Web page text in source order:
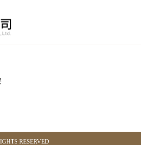
RESERVED